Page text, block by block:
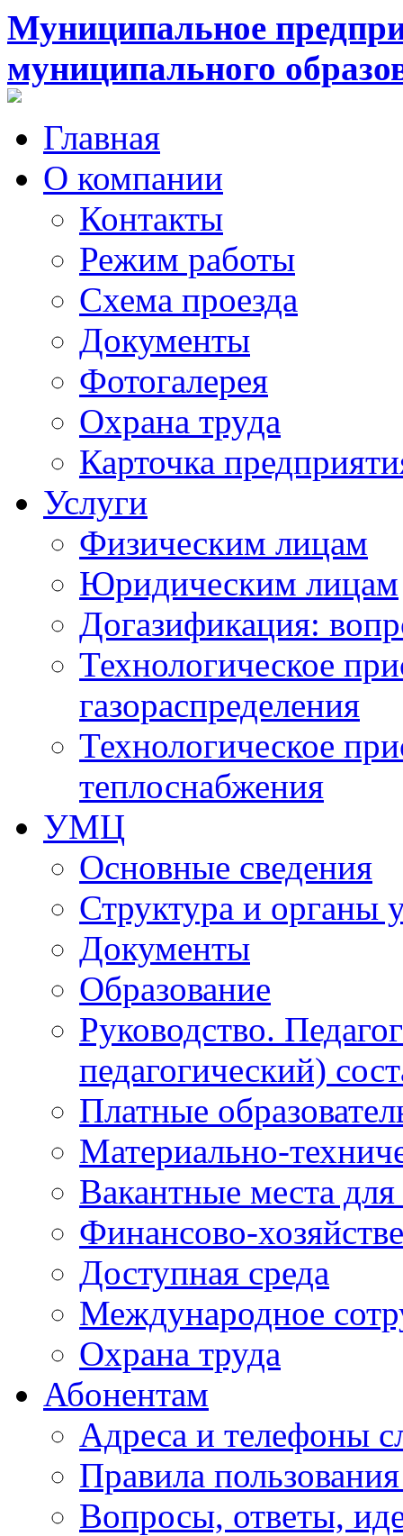
Муниципальное
муниципального
Главная
О компании
Контакты
Режим работы
Схема проезда
Документы
Фотогалерея
Охрана труда
Карточка
Услуги
Физическим лицам
Юридическим лицам
Догазификация:
Технологическое
газораспределения
Технологическое
теплоснабжения
УМЦ
Основные сведения
Структура и органы
Документы
Образование
Руководство.
педагогический)
Платные
Материально-
Вакантные места
Финансово-
Доступная среда
Международное
Охрана труда
Абонентам
Адреса и телефоны
Правила
Вопросы, ответы,